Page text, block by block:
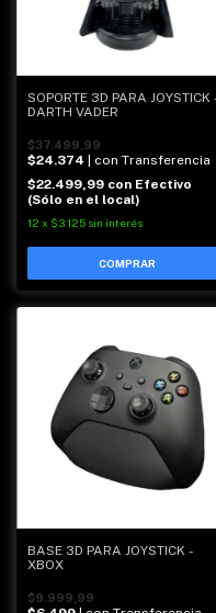
SOPORTE 3D PARA JOYSTICK
DARTH VADER
$37.499,99
$24.374
| con Transferencia
$22.499,99 con Efectivo
(Sólo en el local)
12 x $3.125 sin interés
BASE 3D PARA JOYSTICK -
XBOX
$9.999,99